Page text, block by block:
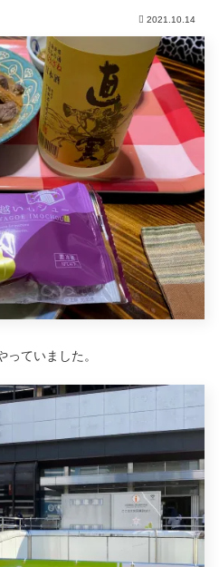
2021.10.14
ていました。